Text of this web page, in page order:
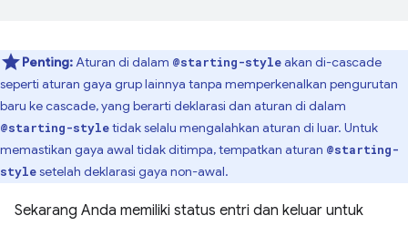
Penting:Aturan di dalam @starting-styleakan di-cascade
seperti aturan gaya grup lainnya tanpa memperkenalkan pengurutan
baru ke cascade, yang berarti deklarasi dan aturan di dalam
@starting-styletidak selalu mengalahkan aturan di luar. Untuk
memastikan gaya awal tidak ditimpa, tempatkan aturan @starting-
stylesetelah deklarasi gaya non-awal.
Sekarang Anda memiliki status entri dan keluar untuk